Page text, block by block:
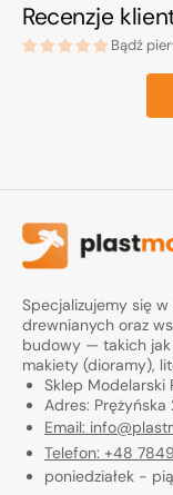
Recenzje
Bądź
Specjalizujemy się
drewnianych oraz
budowy — takich jak
makiety (dioramy),
Sklep Modelarski
Adres:
Email:
Telefon: +48
poniedziałek -